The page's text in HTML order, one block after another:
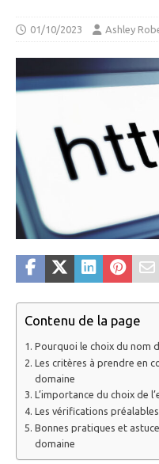
01/10/2023 Ashley
Contenu de la page
Pourquoi le choix du nom
Les critères à prendre en
domaine
L’importance du choix de
Les vérifications
Bonnes pratiques et
domaine